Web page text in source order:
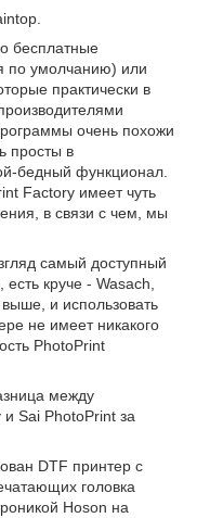
бесплатные
по умолчанию) или
практически в
очень похожи
просты в
бедный функционал.
Factory имеет чуть
в связи с чем, мы
самый доступный
круче - Wasach,
и использовать
не имеет никакого
PhotoPrint
между
Sai PhotoPrint за
DTF принтер с
головка
Hoson на